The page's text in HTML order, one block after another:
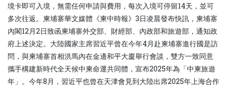
境卡即可入境，無需任何申請與費用，每次入境可停留14天，並可
多次往返。柬埔寨華文媒體《柬中時報》3日凌晨發布快訊，柬埔寨
內閣12月2日致函柬埔寨外交部、財經部、內政部和旅遊部，通知政
府上述決定。大陸國家主席習近平曾在今年4月赴柬埔寨進行國是訪
問，與柬埔寨首相洪馬內在金邊和平大廈舉行會談，雙方一致同意
攜手構建新時代全天候中柬命運共同體，宣布2025年為「中柬旅遊
年」。今年8月，習近平也曾在天津會見到大陸出席2025年上海合作